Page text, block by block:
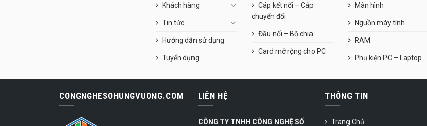
Khách hàng
Tin tức
Hướng dẫn sử dụng
Tuyển dụng
Cáp kết nối – Cáp
chuyển đổi
Đầu nối – Bộ chia
Card mở rộng cho PC
Màn hình
Nguồn máy tính
RAM
Phụ kiện PC – Laptop
CONGNGHESOHUNGVUONG.COM LIÊN HỆ
CÔNG TY TNHH CÔNG NGHỆ SỐ
THÔNG TIN
Trang Chủ